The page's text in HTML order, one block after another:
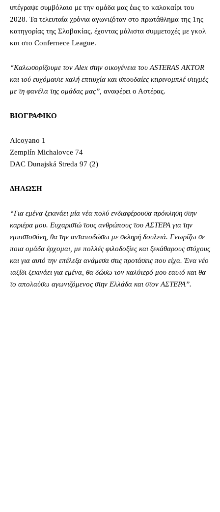
υπέγραψε συμβόλαιο με την ομάδα μας έως το καλοκαίρι του
2028. Τα τελευταία χρόνια αγωνιζόταν στο πρωτάθλημα της 1ης
κατηγορίας της Σλοβακίας, έχοντας μάλιστα συμμετοχές με γκολ
και στο Confernece League.
“Καλωσορίζουμε τον Alex στην οικογένεια του ASTERAS AKTOR
και τού ευχόμαστε καλή επιτυχία και σπουδαίες κιτρινομπλέ στιγμές
με τη φανέλα της ομάδας μας”, αναφέρει ο Αστέρας.
ΒΙΟΓΡΑΦΙΚΟ
Alcoyano 1
Zemplín Michalovce 74
DAC Dunajská Streda 97 (2)
ΔΗΛΩΣΗ
“Για εμένα ξεκινάει μία νέα πολύ ενδιαφέρουσα πρόκληση στην
καριέρα μου. Ευχαριστώ τους ανθρώπους του ΑΣΤΕΡΑ για την
εμπιστοσύνη, θα την ανταποδώσω με σκληρή δουλειά. Γνωρίζω σε
ποια ομάδα έρχομαι, με πολλές φιλοδοξίες και ξεκάθαρους στόχους
και για αυτό την επέλεξα ανάμεσα στις προτάσεις που είχα. Ένα νέο
ταξίδι ξεκινάει για εμένα, θα δώσω τον καλύτερό μου εαυτό και θα
το απολαύσω αγωνιζόμενος στην Ελλάδα και στον ΑΣΤΕΡΑ”.